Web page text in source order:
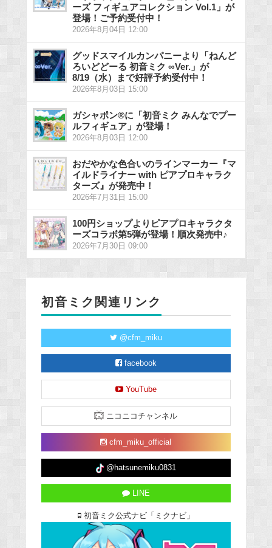
ーズ フィギュアコレクション Vol.1」が
登場！ご予約受付中！
2026年8月04日 12:00
グッドスマイルカンパニーより「ねんど
ろいどどーる 初音ミク ∞Ver.」が
8/19（水）まで好評予約受付中！
2026年8月03日 15:00
ガシャポン®に「初音ミク みんなでプー
ルフィギュア」が登場！
2026年8月03日 12:00
おだやかな色合いのラインマーカー『マ
イルドライナー with ピアプロキャラク
ターズ』が発売中！
2026年7月31日 15:00
100円ショップよりピアプロキャラクタ
ーズコラボ第5弾が登場！順次発売中♪
2026年7月30日 09:00
初音ミク関連リンク
@cfm_miku
facebook
YouTube
ニコニコチャンネル
cfm_miku_official
@hatsunemiku0831
LINE
初音ミク公式ナビ「ミクナビ」